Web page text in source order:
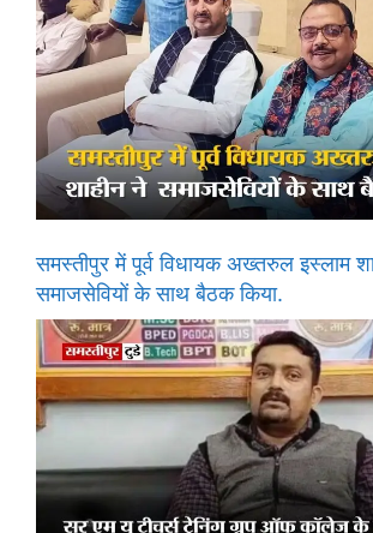
समस्तीपुर में पूर्व विधायक अख्तरुल इस्लाम
समाजसेवियों के साथ बैठक किया.